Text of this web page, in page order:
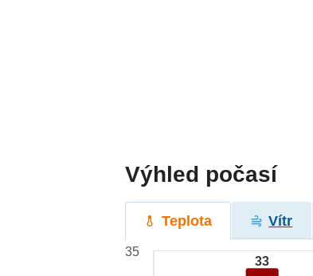
Výhled počasí
Teplota Vítr
33
35